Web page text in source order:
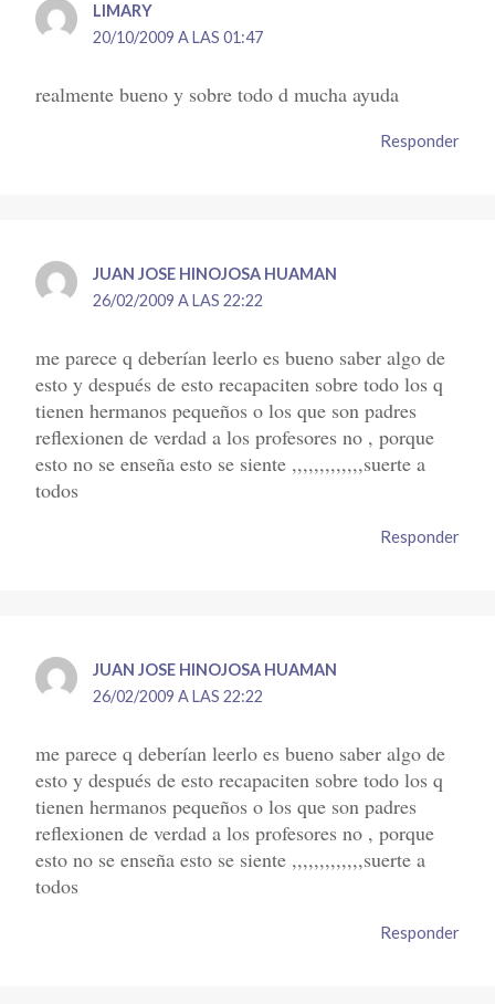
LIMARY
20/10/2009 A LAS 01:47
realmente bueno y sobre todo d mucha ayuda
Responder
JUAN JOSE HINOJOSA HUAMAN
26/02/2009 A LAS 22:22
me parece q deberían leerlo es bueno saber algo de
esto y después de esto recapaciten sobre todo los q
tienen hermanos pequeños o los que son padres
reflexionen de verdad a los profesores no , porque
esto no se enseña esto se siente ,,,,,,,,,,,,,suerte a
todos
Responder
JUAN JOSE HINOJOSA HUAMAN
26/02/2009 A LAS 22:22
me parece q deberían leerlo es bueno saber algo de
esto y después de esto recapaciten sobre todo los q
tienen hermanos pequeños o los que son padres
reflexionen de verdad a los profesores no , porque
esto no se enseña esto se siente ,,,,,,,,,,,,,suerte a
todos
Responder